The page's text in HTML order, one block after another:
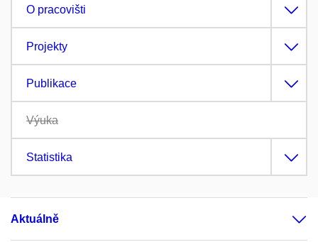
O pracovišti
Projekty
Publikace
Výuka
Statistika
Aktuálně